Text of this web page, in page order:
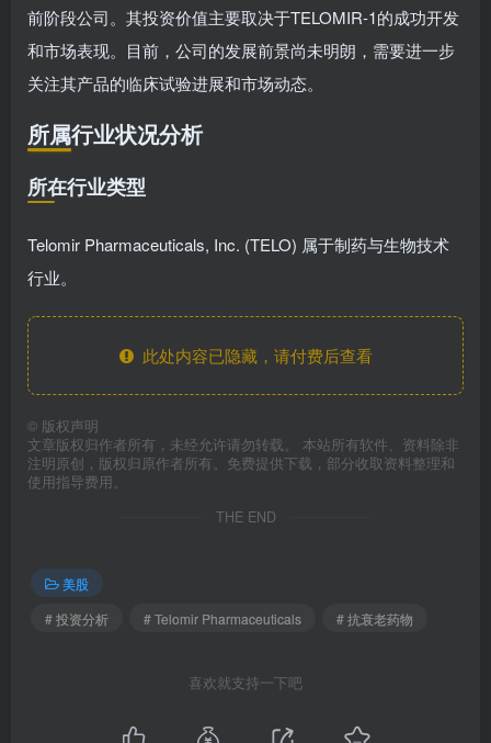
前阶段公司。其投资价值主要取决于TELOMIR-1的成功开发
和市场表现。目前，公司的发展前景尚未明朗，需要进一步
关注其产品的临床试验进展和市场动态。
所属行业状况分析
所在行业类型
Telomir Pharmaceuticals, Inc. (TELO) 属于制药与生物技术
行业。
此处内容已隐藏，请付费后查看
© 版权声明
文章版权归作者所有，未经允许请勿转载。 本站所有软件、资料除非
注明原创，版权归原作者所有。免费提供下载，部分收取资料整理和
使用指导费用。
THE END
美股
# 投资分析
# Telomir Pharmaceuticals # 抗衰老药物
喜欢就支持一下吧